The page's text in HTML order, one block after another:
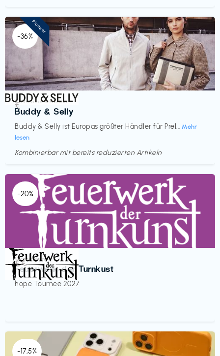
-36%
Accessoires & Fashion
Buddy & Selly
Buddy & Selly ist Europas größter Händler für Prel... Mehr
lesen
€‎
Kombinierbar mit bereits reduzierten Artikeln
Pioneer
-20%
Veranstaltung
Feuerwerk der Turnkust
hope Tournee 2027
€€‎
-17,5%